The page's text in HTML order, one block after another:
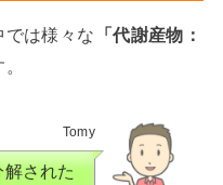
は様々な 「代謝産物：
Tomy
解された